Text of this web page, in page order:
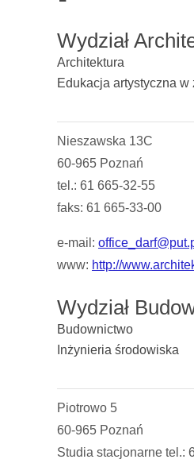
Wydział
Architektura
Edukacja artystyczna
Nieszawska 13C
60-965 Poznań
tel.: 61 665-32-55
faks: 61 665-33-00
e-mail:
www: http://
Wydział
Budownictwo
Inżynieria środowiska
Piotrowo 5
60-965 Poznań
Studia stacjonarne tel.: